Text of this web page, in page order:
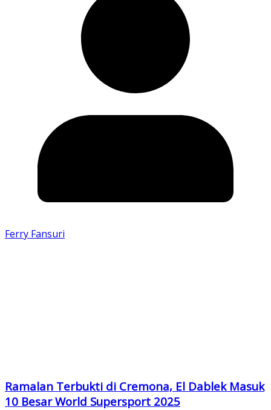
Ferry Fansuri
Ramalan Terbukti di Cremona, El Dablek Masuk
10 Besar World Supersport 2025